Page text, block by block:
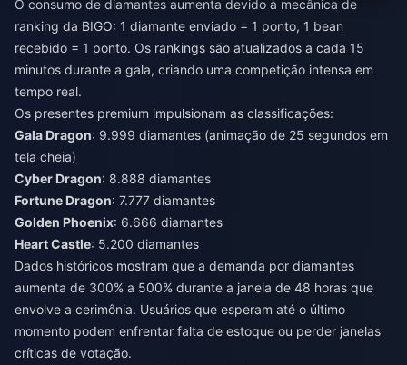
O consumo de diamantes aumenta devido à mecânica de
ranking da BIGO: 1 diamante enviado = 1 ponto, 1 bean
recebido = 1 ponto. Os rankings são atualizados a cada 15
minutos durante a gala, criando uma competição intensa em
tempo real.
Os presentes premium impulsionam as classificações:
Gala Dragon: 9.999 diamantes (animação de 25 segundos em
tela cheia)
Cyber Dragon: 8.888 diamantes
Fortune Dragon: 7.777 diamantes
Golden Phoenix: 6.666 diamantes
Heart Castle: 5.200 diamantes
Dados históricos mostram que a demanda por diamantes
aumenta de 300% a 500% durante a janela de 48 horas que
envolve a cerimônia. Usuários que esperam até o último
momento podem enfrentar falta de estoque ou perder janelas
críticas de votação.